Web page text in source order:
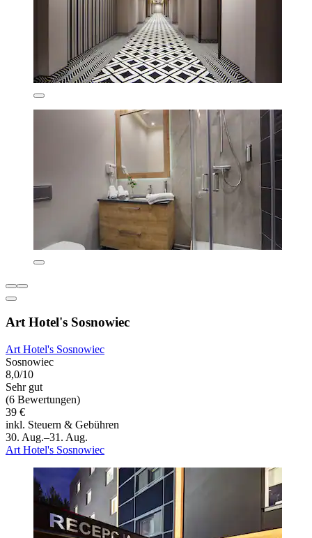
Art Hotel's Sosnowiec
Art Hotel's Sosnowiec
Sosnowiec
8,0/10
Sehr gut
(6 Bewertungen)
39 €
inkl. Steuern & Gebühren
30. Aug.–31. Aug.
Art Hotel's Sosnowiec